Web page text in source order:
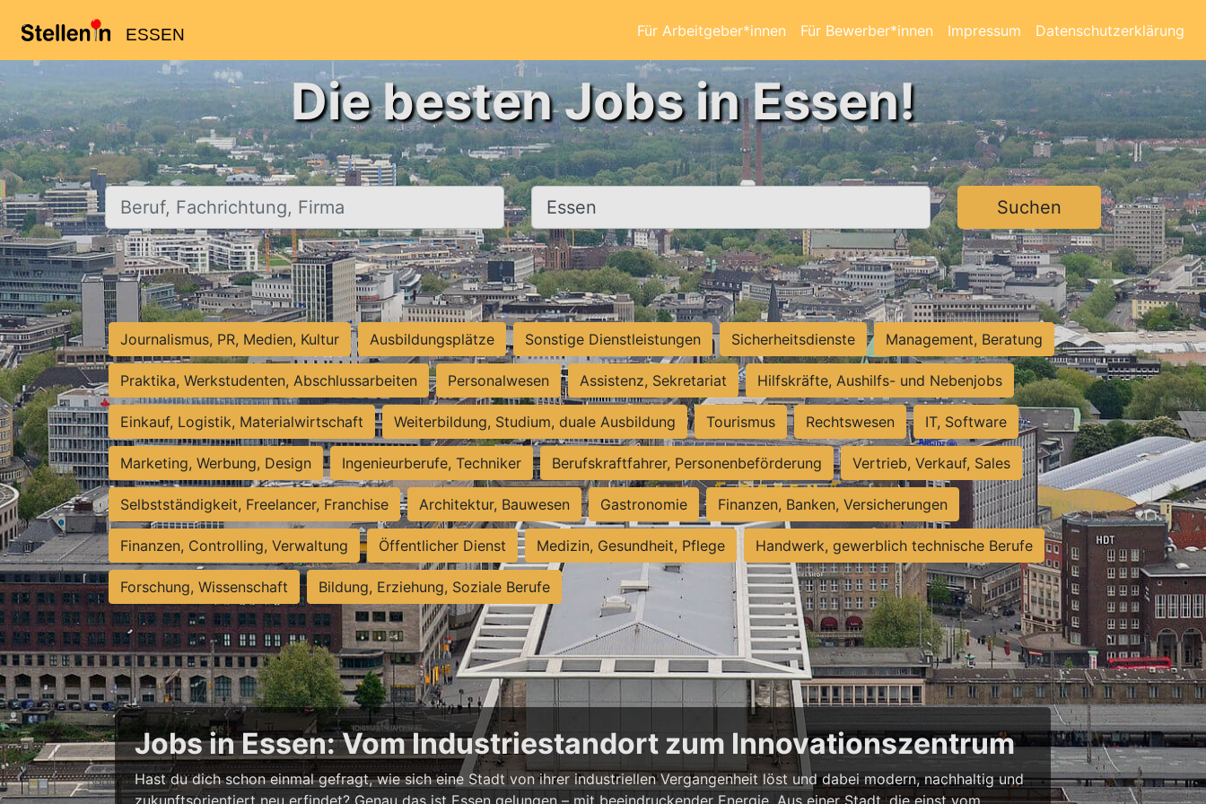
ESSEN Für Arbeitgeber*innen Für Bewerber*innen Impressum Datenschutzerklärung
Die besten Jobs in Essen!
Beruf, Fachrichtung, Firma Ort, Stadt Suchen
Journalismus, PR, Medien, Kultur Ausbildungsplätze Sonstige Dienstleistungen Sicherheitsdienste Management, Beratung
Praktika, Werkstudenten, Abschlussarbeiten Personalwesen Assistenz, Sekretariat Hilfskräfte, Aushilfs- und Nebenjobs
Einkauf, Logistik, Materialwirtschaft Weiterbildung, Studium, duale Ausbildung Tourismus Rechtswesen IT, Software
Marketing, Werbung, Design Ingenieurberufe, Techniker Berufskraftfahrer, Personenbeförderung Vertrieb, Verkauf, Sales
Selbstständigkeit, Freelancer, Franchise Architektur, Bauwesen Gastronomie Finanzen, Banken, Versicherungen
Finanzen, Controlling, Verwaltung Öffentlicher Dienst Medizin, Gesundheit, Pflege Handwerk, gewerblich technische Berufe
Forschung, Wissenschaft Bildung, Erziehung, Soziale Berufe
Jobs in Essen: Vom Industriestandort zum Innovationszentrum
Hast du dich schon einmal gefragt, wie sich eine Stadt von ihrer industriellen Vergangenheit löst und dabei modern, nachhaltig und